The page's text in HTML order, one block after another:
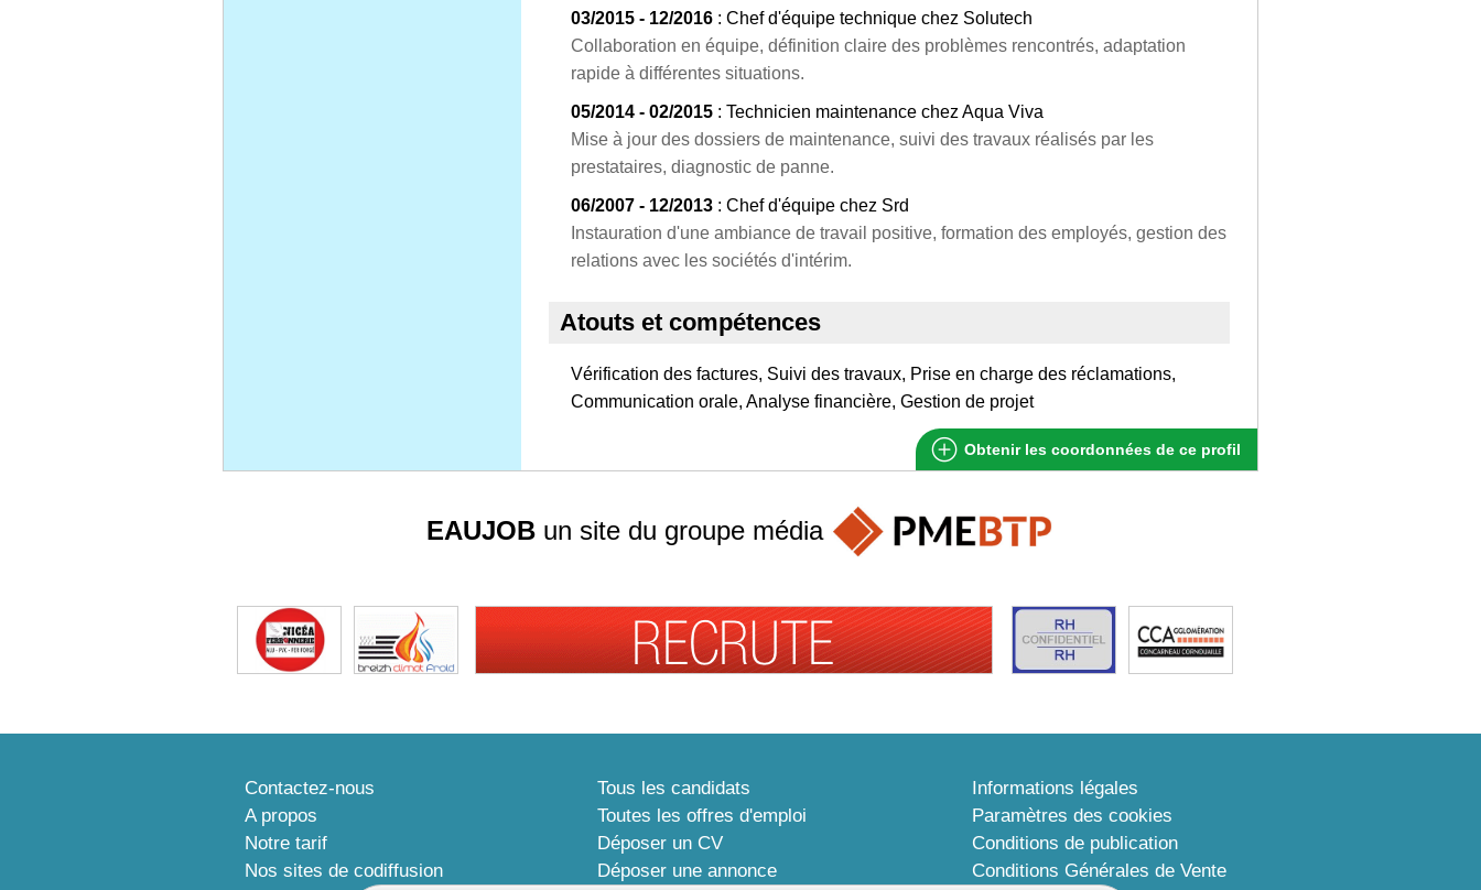
03/2015 - 12/2016 : Chef d'équipe technique chez Solutech
Collaboration en équipe, définition claire des problèmes rencontrés, adaptation
rapide à différentes situations.
05/2014 - 02/2015 : Technicien maintenance chez Aqua Viva
Mise à jour des dossiers de maintenance, suivi des travaux réalisés par les
prestataires, diagnostic de panne.
06/2007 - 12/2013 : Chef d'équipe chez Srd
Instauration d'une ambiance de travail positive, formation des employés, gestion des
relations avec les sociétés d'intérim.
Atouts et compétences
Vérification des factures, Suivi des travaux, Prise en charge des réclamations,
Communication orale, Analyse financière, Gestion de projet
Obtenir les coordonnées de ce profil
EAUJOB un site du groupe média
Contactez-nous
A propos
Notre tarif
Nos sites de codiffusion
Tous les candidats
Toutes les offres d'emploi
Déposer un CV
Déposer une annonce
Informations légales
Paramètres des cookies
Conditions de publication
Conditions Générales de Vente